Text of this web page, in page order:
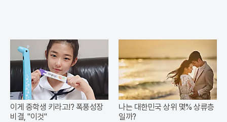
이게 중학생 키라고!? 폭풍성장
비결, "이것"
나는 대한민국 상위 몇% 상류층
일까?